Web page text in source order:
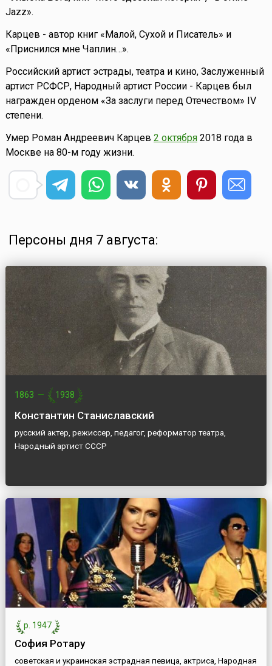
Jazz».
Карцев - автор книг «Малой, Сухой и Писатель» и
«Приснился мне Чаплин…».
Российский артист эстрады, театра и кино, Заслуженный
артист РСФСР, Народный артист России - Карцев был
награжден орденом «За заслуги перед Отечеством» IV
степени.
Умер Роман Андреевич Карцев 2 октября2018 года в
Москве на 80-м году жизни.
Персоны дня 7 августа:
1863 — 1938
Константин Станиславский
русский актер, режиссер, педагог, реформатор театра,
Народный артист СССР
р. 1947
София Ротару
советская и украинская эстрадная певица, актриса, Народная